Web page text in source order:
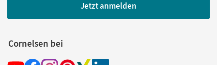
Jetzt anmelden
Cornelsen bei